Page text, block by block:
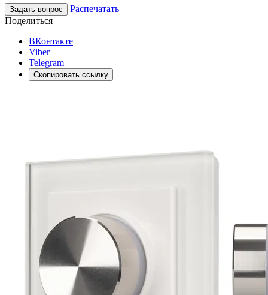
Задать вопрос
Распечатать
Поделиться
ВКонтакте
Viber
Telegram
Скопировать ссылку